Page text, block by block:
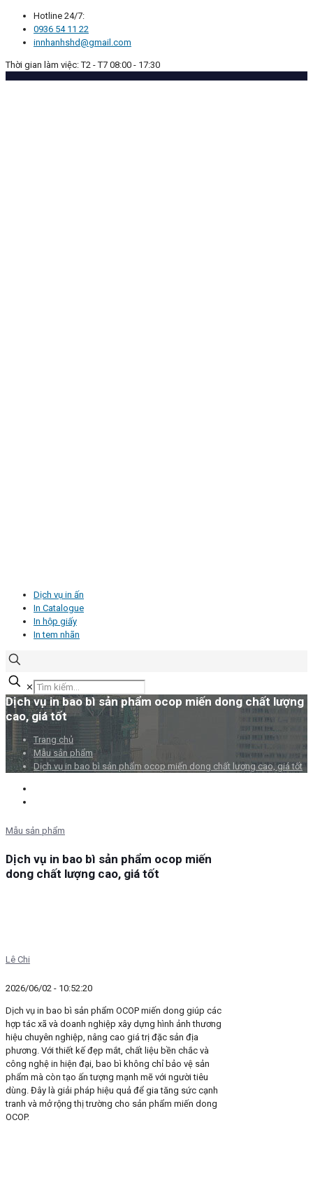
Hotline 24/7:
0936 54 11 22
innhanhshd@gmail.com
Thời gian làm việc: T2 - T7 08:00 - 17:30
Dịch vụ in ấn
In Catalogue
In hộp giấy
In tem nhãn
✕
Dịch vụ in bao bì sản phẩm ocop miến dong chất lượng
cao, giá tốt
Trang chủ
Mẫu sản phẩm
Dịch vụ in bao bì sản phẩm ocop miến dong chất lượng cao, giá tốt
Mẫu sản phẩm
Dịch vụ in bao bì sản phẩm ocop miến
dong chất lượng cao, giá tốt
Lê Chi
2026/06/02 - 10:52:20
Dịch vụ in bao bì sản phẩm OCOP miến dong giúp các
hợp tác xã và doanh nghiệp xây dựng hình ảnh thương
hiệu chuyên nghiệp, nâng cao giá trị đặc sản địa
phương. Với thiết kế đẹp mắt, chất liệu bền chắc và
công nghệ in hiện đại, bao bì không chỉ bảo vệ sản
phẩm mà còn tạo ấn tượng mạnh mẽ với người tiêu
dùng. Đây là giải pháp hiệu quả để gia tăng sức cạnh
tranh và mở rộng thị trường cho sản phẩm miến dong
OCOP.